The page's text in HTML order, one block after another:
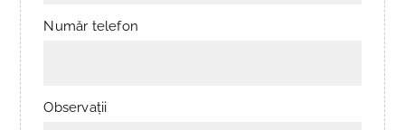
Număr telefon
Observații